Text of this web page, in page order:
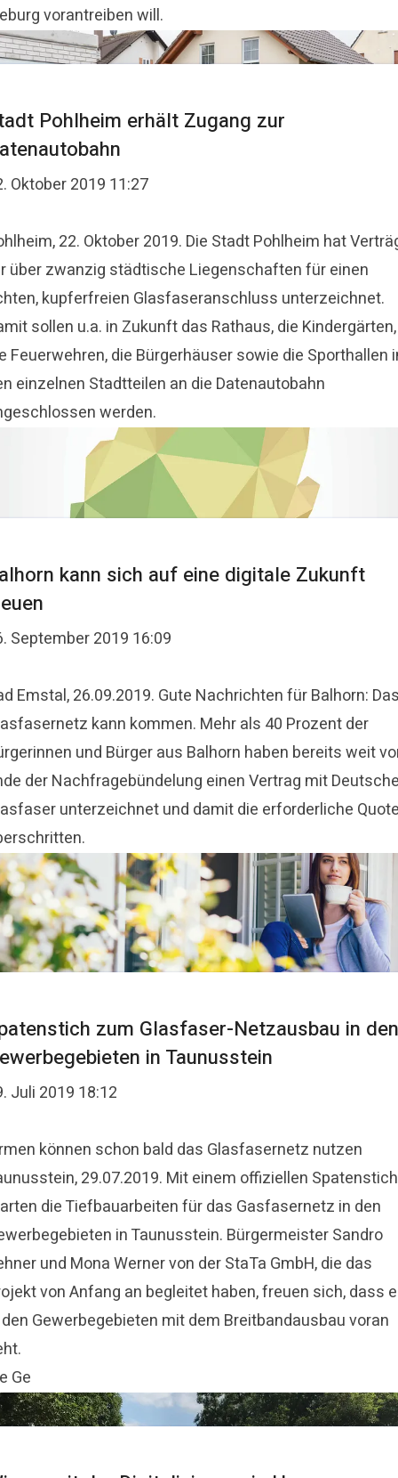
vorantreiben will.
Pohlheim erhält Zugang zur
Oktober 2019 11:27
22. Oktober 2019. Die Stadt Pohlheim hat
über zwanzig städtische Liegenschaften für einen
kupferfreien Glasfaseranschluss unterzeichnet.
sollen u.a. in Zukunft das Rathaus, die Kindergärten,
Feuerwehren, die Bürgerhäuser sowie die Sporthallen
einzelnen Stadtteilen an die Datenautobahn
werden.
kann sich auf eine digitale Zukunft
September 2019 16:09
Emstal, 26.09.2019. Gute Nachrichten für Balhorn:
kann kommen. Mehr als 40 Prozent der
und Bürger aus Balhorn haben bereits weit
der Nachfragebündelung einen Vertrag mit
unterzeichnet und damit die erforderliche
zum Glasfaser-Netzausbau in den
in Taunusstein
Juli 2019 18:12
können schon bald das Glasfasernetz nutzen
29.07.2019. Mit einem offiziellen Spatenstich
die Tiefbauarbeiten für das Gasfasernetz in den
in Taunusstein. Bürgermeister Sandro
und Mona Werner von der StaTa GmbH, die das
von Anfang an begleitet haben, freuen sich, dass
Gewerbegebieten mit dem Breitbandausbau voran
Ge